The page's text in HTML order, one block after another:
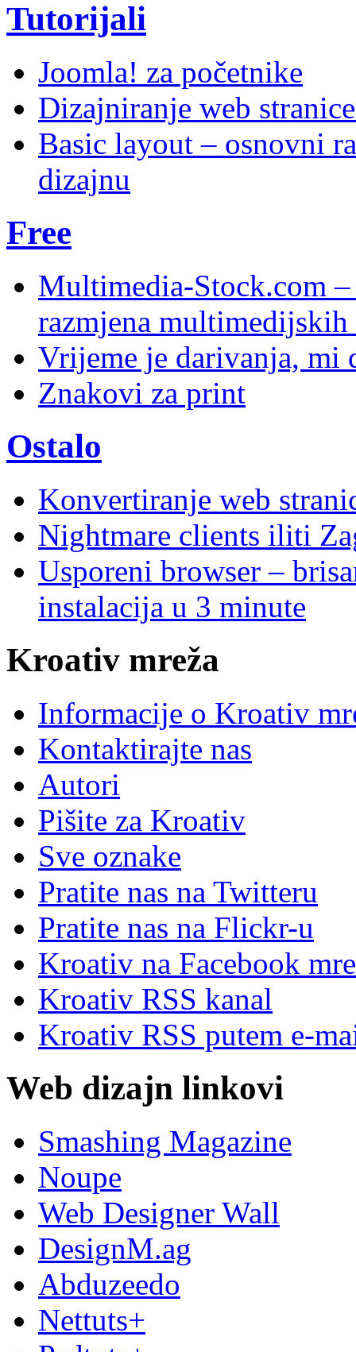
Tutorijali
Joomla! za početnike
Dizajniranje web
Basic layout – osnovni
dizajnu
Free
Multimedia-Stock.com –
razmjena multimedijskih
Vrijeme je darivanja, mi
Znakovi za print
Ostalo
Konvertiranje web
Nightmare clients iliti
Usporeni browser –
instalacija u 3 minute
Kroativ mreža
Informacije o Kroativ
Kontaktirajte nas
Autori
Pišite za Kroativ
Sve oznake
Pratite nas na Twitteru
Pratite nas na Flickr-u
Kroativ na Facebook
Kroativ RSS kanal
Kroativ RSS putem e-
Web dizajn linkovi
Smashing Magazine
Noupe
Web Designer Wall
DesignM.ag
Abduzeedo
Nettuts+